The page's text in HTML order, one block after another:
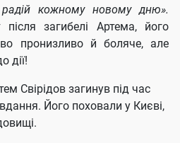
кожному новому дню».
загибелі Артема, його
пронизливо й боляче, але
дії!
Свірідов загинув під час
Його поховали у Києві,